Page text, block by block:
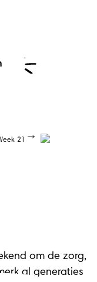
21
om de zorg,
al generaties